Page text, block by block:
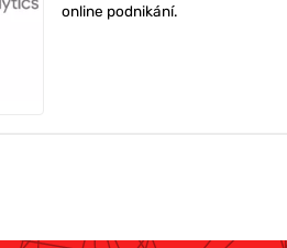
online podnikání.